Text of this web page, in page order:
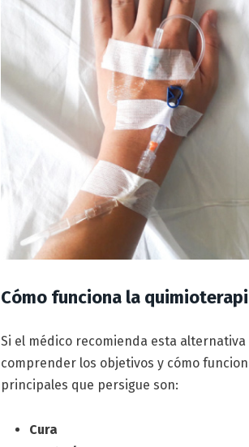
Cómo funciona la
Si el médico recomienda esta
comprender los objetivos y cómo
principales que persigue son:
Cura